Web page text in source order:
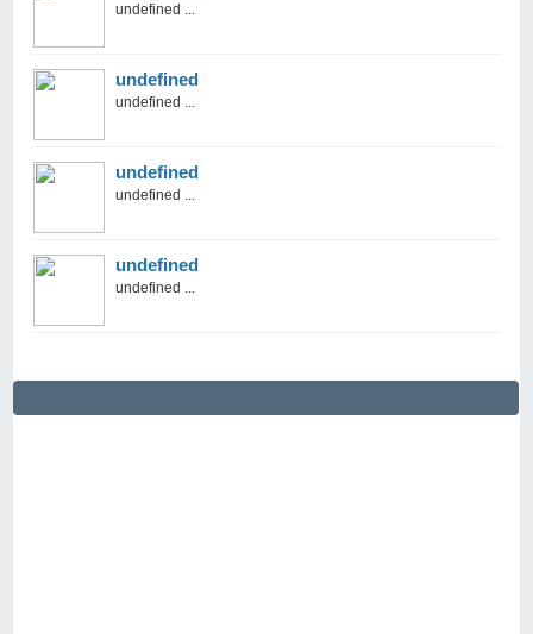
undefined ...
undefined
undefined ...
undefined
undefined ...
undefined
undefined ...